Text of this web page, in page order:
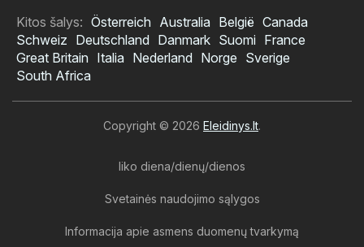
Kitos šalys: Österreich Australia België Canada
Schweiz Deutschland Danmark Suomi France
Great Britain Italia Nederland Norge Sverige
South Africa
Copyright © 2026 Eleidinys.lt.
liko diena/dienų/dienos
Svetainės naudojimo sąlygos
Informacija apie asmens duomenų tvarkymą